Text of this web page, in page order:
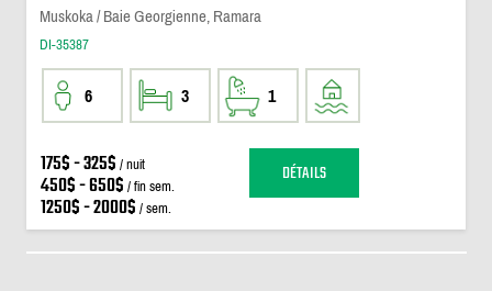
Muskoka / Baie Georgienne, Ramara
DI-35387
6 3 1
175$ - 325$ / nuit
450$ - 650$ / fin sem.
1250$ - 2000$ / sem.
DÉTAILS